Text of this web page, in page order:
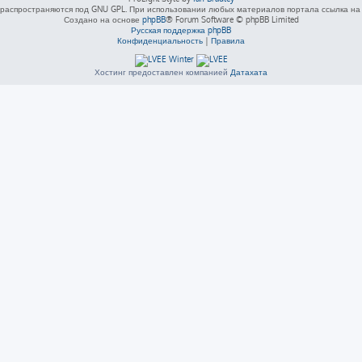
под GNU GPL. При использовании любых материалов портала ссылка на
Создано на основе phpBB® Forum Software © phpBB Limited
Русская поддержка phpBB
Конфиденциальность | Правила
Хостинг предоставлен компанией Датахата